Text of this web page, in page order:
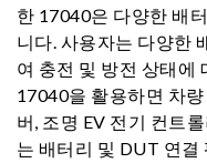
한 17040은 다양한 배
니다. 사용자는 다양한
여 충전 및 방전 상태에
17040을 활용하면 차
버, 조명 EV 전기 컨트
는 배터리 및 DUT 연결